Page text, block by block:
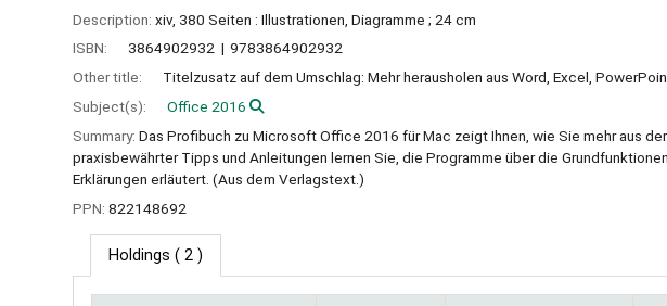
Description: xiv, 380 Seiten : Illustrationen, Diagramme ; 24 cm
ISBN:
3864902932
9783864902932
Other title:
Titelzusatz auf dem Umschlag: Mehr herausholen aus Word, Excel,
Subject(s):
Office 2016
Summary: Das Profibuch zu Microsoft Office 2016 für Mac zeigt Ihnen, wie Sie mehr aus
praxisbewährter Tipps und Anleitungen lernen Sie, die Programme über die
Erklärungen erläutert. (Aus dem Verlagstext.)
PPN: 822148692
Holdings ( 2 )